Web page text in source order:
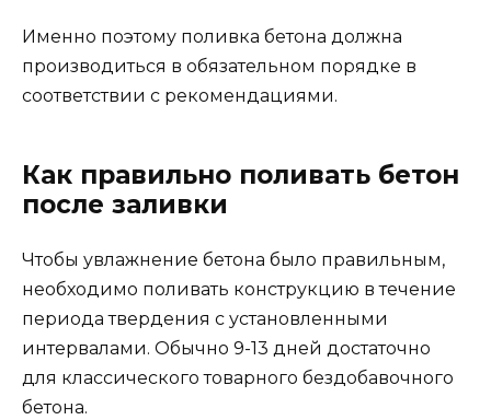
Именно поэтому поливка бетона должна
производиться в обязательном порядке в
соответствии с рекомендациями.
Как правильно поливать бетон
после заливки
Чтобы увлажнение бетона было правильным,
необходимо поливать конструкцию в течение
периода твердения с установленными
интервалами. Обычно 9-13 дней достаточно
для классического товарного бездобавочного
бетона.